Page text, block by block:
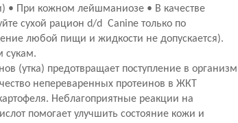
При кожном лейшманиозе • В качестве
сухой рацион d/d Canine только по
любой пищи и жидкости не допускается).
сукам.
(утка) предотвращает поступление в организм
непереваренных протеинов в ЖКТ
Неблагоприятные реакции на
помогает улучшить состояние кожи и